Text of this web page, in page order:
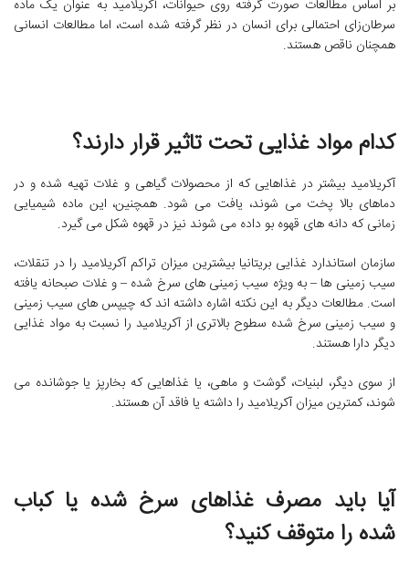
بر اساس مطالعات صورت گرفته روی حیوانات، آکریلامید به عنوان یک ماده
سرطان‌زای احتمالی برای انسان در نظر گرفته شده است، اما مطالعات انسانی
همچنان ناقص هستند.
کدام مواد غذایی تحت تاثیر قرار دارند؟
آکریلامید بیشتر در غذاهایی که از محصولات گیاهی و غلات تهیه شده و در
دماهای بالا پخت می شوند، یافت می شود. همچنین، این ماده شیمیایی
زمانی که دانه های قهوه بو داده می شوند نیز در قهوه شکل می گیرد.
سازمان استاندارد غذایی بریتانیا بیشترین میزان تراکم آکریلامید را در تنقلات،
سیب زمینی ها – به ویژه سیب زمینی های سرخ شده – و غلات صبحانه یافته
است. مطالعات دیگر به این نکته اشاره داشته اند که چیپس های سیب زمینی
و سیب زمینی سرخ شده سطوح بالاتری از آکریلامید را نسبت به مواد غذایی
دیگر دارا هستند.
از سوی دیگر، لبنیات، گوشت و ماهی، یا غذاهایی که بخارپز یا جوشانده می
شوند، کمترین میزان آکریلامید را داشته یا فاقد آن هستند.
آیا باید مصرف غذاهای سرخ شده یا کباب
شده را متوقف کنید؟